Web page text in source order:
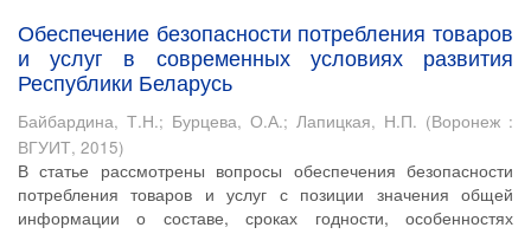
Обеспечение безопасности потребления товаров
и услуг в современных условиях развития
Республики Беларусь
Байбардина, Т.Н.; Бурцева, О.А.; Лапицкая, Н.П. (Воронеж :
ВГУИТ, 2015)
В статье рассмотрены вопросы обеспечения безопасности
потребления товаров и услуг с позиции значения общей
информации о составе, сроках годности, особенностях